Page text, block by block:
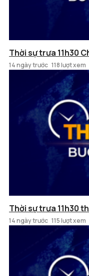
Thời sự trưa 11h30
14 ngày trước 118 lượt xem
Thời sự trưa 11h30
14 ngày trước 115 lượt xem